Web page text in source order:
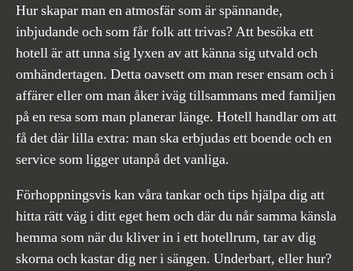
Hur skapar man en atmosfär som är spännande,
inbjudande och som får folk att trivas? Att besöka ett
hotell är att unna sig lyxen av att känna sig utvald och
omhändertagen. Detta oavsett om man reser ensam och i
affärer eller om man åker iväg tillsammans med familjen
på en resa som man planerar länge. Hotell handlar om att
få det där lilla extra: man ska erbjudas ett boende och en
service som ligger utanpå det vanliga.
Förhoppningsvis kan våra tankar och tips hjälpa dig att
hitta rätt väg i ditt eget hem och där du når samma känsla
hemma som när du kliver in i ett hotellrum, tar av dig
skorna och kastar dig ner i sängen. Underbart, eller hur?